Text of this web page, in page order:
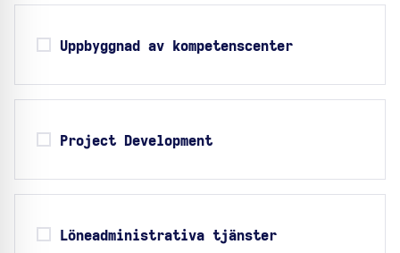
Uppbyggnad av kompetenscenter
Project Development
Löneadministrativa tjänster